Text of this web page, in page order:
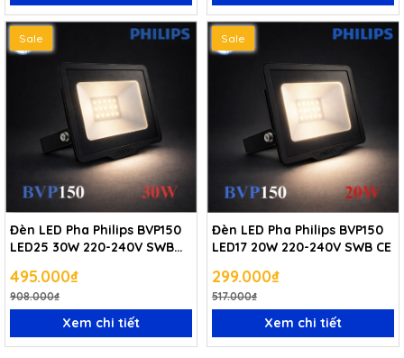
Sale
Đèn LED Pha Philips BVP150
LED25 30W 220-240V SWB
495.000₫
908.000₫
Xem chi tiết
Sale
Đèn LED Pha Philips BVP150
LED17 20W 220-240V SWB CE
299.000₫
517.000₫
Xem chi tiết